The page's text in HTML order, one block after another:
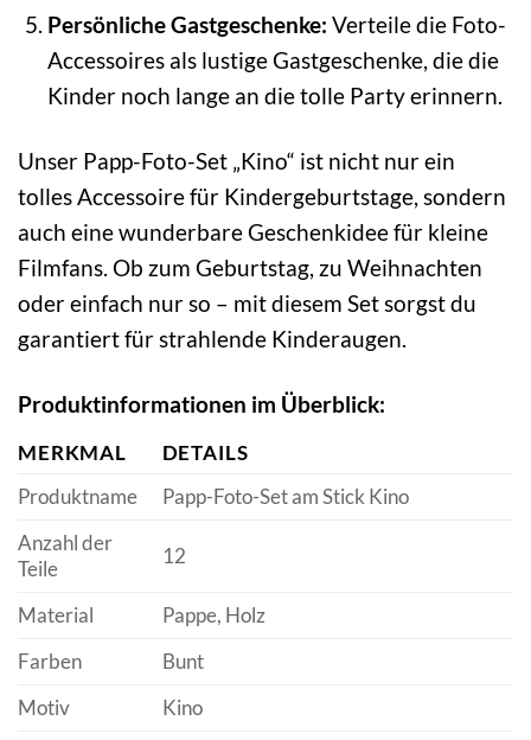
Persönliche Gastgeschenke: Verteile die Foto-
Accessoires als lustige Gastgeschenke, die die
Kinder noch lange an die tolle Party erinnern.
Unser Papp-Foto-Set „Kino“ ist nicht nur ein
tolles Accessoire für Kindergeburtstage, sondern
auch eine wunderbare Geschenkidee für kleine
Filmfans. Ob zum Geburtstag, zu Weihnachten
oder einfach nur so – mit diesem Set sorgst du
garantiert für strahlende Kinderaugen.
Produktinformationen im Überblick:
MERKMAL
DETAILS
Produktname
Papp-Foto-Set am Stick Kino
Anzahl der
Teile
12
Material
Pappe, Holz
Farben
Bunt
Motiv
Kino